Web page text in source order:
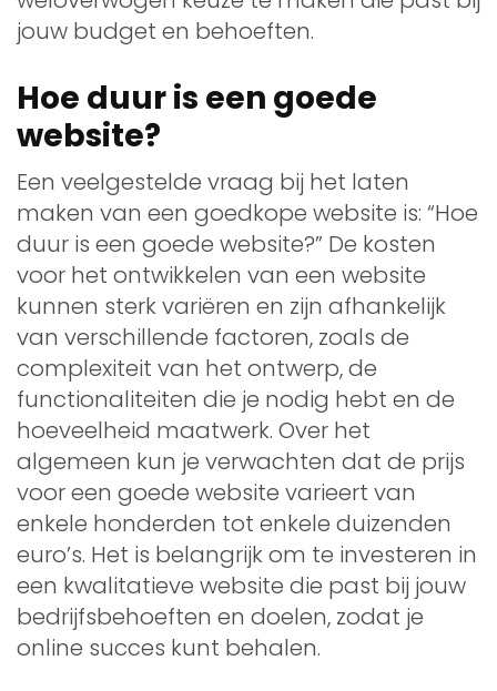
jouw budget en behoeften.
Hoe duur is een goede
website?
Een veelgestelde vraag bij het laten
maken van een goedkope website is: “Hoe
duur is een goede website?” De kosten
voor het ontwikkelen van een website
kunnen sterk variëren en zijn afhankelijk
van verschillende factoren, zoals de
complexiteit van het ontwerp, de
functionaliteiten die je nodig hebt en de
hoeveelheid maatwerk. Over het
algemeen kun je verwachten dat de prijs
voor een goede website varieert van
enkele honderden tot enkele duizenden
euro’s. Het is belangrijk om te investeren in
een kwalitatieve website die past bij jouw
bedrijfsbehoeften en doelen, zodat je
online succes kunt behalen.